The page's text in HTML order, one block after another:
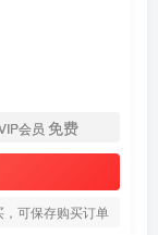
会员 免费
可保存购买订单